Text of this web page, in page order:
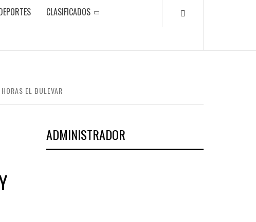
CLASIFICADOS
EL BULEVAR
ADMINISTRADOR